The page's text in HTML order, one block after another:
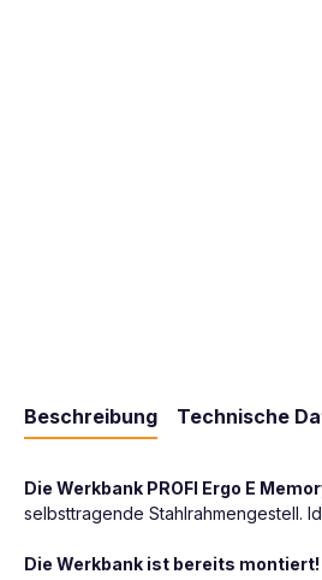
Beschreibung Technische
Die Werkbank PROFI Ergo E
selbsttragende Stahlrahmengestell.
Die Werkbank ist bereits